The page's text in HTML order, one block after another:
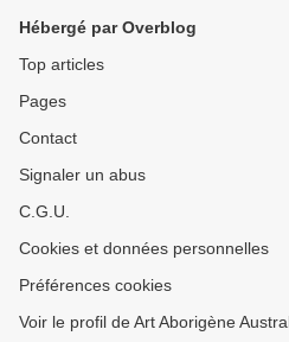
Hébergé par Overblog
Top articles
Pages
Contact
Signaler un abus
C.G.U.
Cookies et données personnelles
Préférences cookies
Voir le profil de Art Aborigène